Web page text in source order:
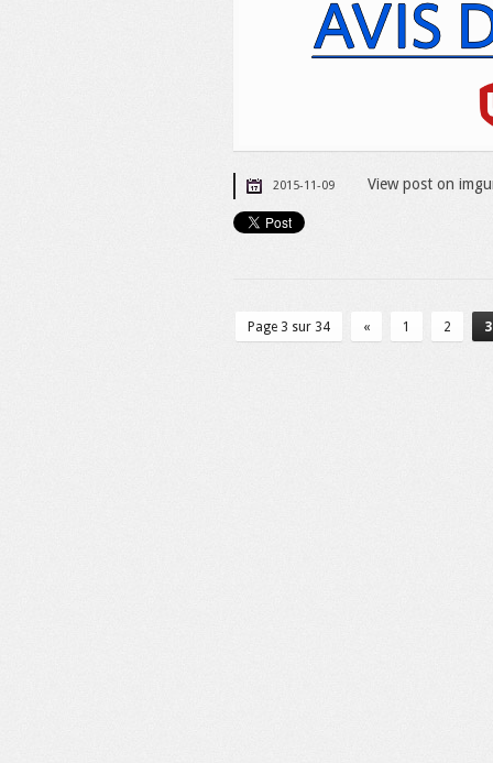
2015-11-09 View post on
Page 3 sur 34 « 1 2 3